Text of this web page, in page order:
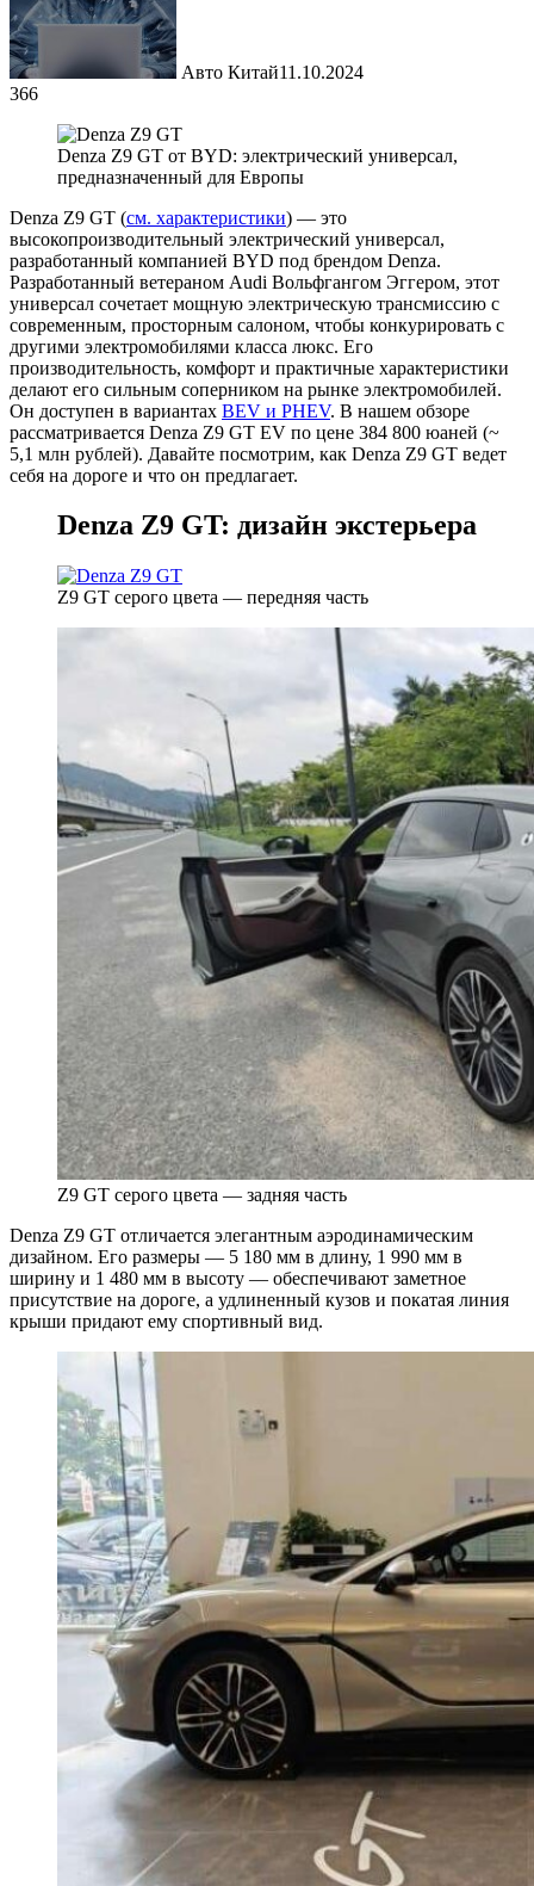
Авто Китай11.10.2024
366
Denza Z9 GT от BYD: электрический универсал,
предназначенный для Европы
Denza Z9 GT (см. характеристики) — это
высокопроизводительный электрический универсал,
разработанный компанией BYD под брендом Denza.
Разработанный ветераном Audi Вольфгангом Эггером, этот
универсал сочетает мощную электрическую трансмиссию с
современным, просторным салоном, чтобы конкурировать с
другими электромобилями класса люкс. Его
производительность, комфорт и практичные характеристики
делают его сильным соперником на рынке электромобилей.
Он доступен в вариантах BEV и PHEV. В нашем обзоре
рассматривается Denza Z9 GT EV по цене 384 800 юаней (~
5,1 млн рублей). Давайте посмотрим, как Denza Z9 GT ведет
себя на дороге и что он предлагает.
Denza Z9 GT: дизайн экстерьера
Z9 GT серого цвета — передняя часть
Z9 GT серого цвета — задняя часть
Denza Z9 GT отличается элегантным аэродинамическим
дизайном. Его размеры — 5 180 мм в длину, 1 990 мм в
ширину и 1 480 мм в высоту — обеспечивают заметное
присутствие на дороге, а удлиненный кузов и покатая линия
крыши придают ему спортивный вид.